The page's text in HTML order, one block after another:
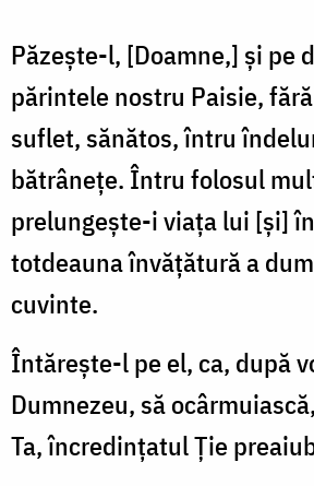
Păzeşte-l, [Doamne,] şi pe
părintele nostru Paisie,
suflet, sănătos, întru
bătrâneţe. Întru folosul
prelungeşte-i viaţa lui [şi]
totdeauna învăţătură a
cuvinte.
Întăreşte-l pe el, ca, după
Dumnezeu, să
Ta, încredinţatul Ţie